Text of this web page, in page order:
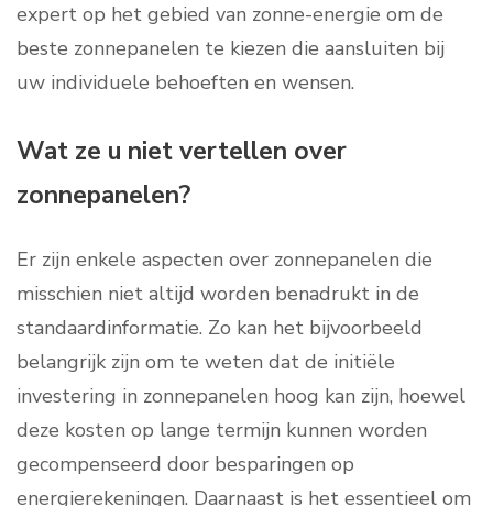
expert op het gebied van zonne-energie om de
beste zonnepanelen te kiezen die aansluiten bij
uw individuele behoeften en wensen.
Wat ze u niet vertellen over
zonnepanelen?
Er zijn enkele aspecten over zonnepanelen die
misschien niet altijd worden benadrukt in de
standaardinformatie. Zo kan het bijvoorbeeld
belangrijk zijn om te weten dat de initiële
investering in zonnepanelen hoog kan zijn, hoewel
deze kosten op lange termijn kunnen worden
gecompenseerd door besparingen op
energierekeningen. Daarnaast is het essentieel om